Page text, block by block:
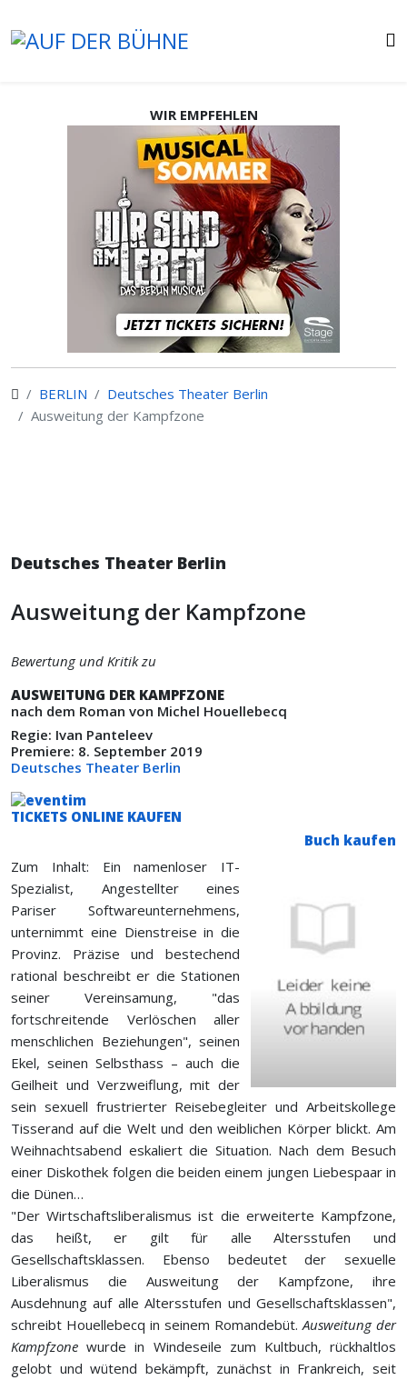
WIR EMPFEHLEN
BERLIN
Deutsches Theater Berlin
Ausweitung der Kampfzone
Deutsches Theater Berlin
Ausweitung der Kampfzone
Bewertung und Kritik zu
AUSWEITUNG DER KAMPFZONE
nach dem Roman von Michel Houellebecq
Regie: Ivan Panteleev
Premiere: 8. September 2019
Deutsches Theater Berlin
TICKETS ONLINE KAUFEN
Buch kaufen
Zum Inhalt: Ein namenloser IT-
Spezialist, Angestellter eines
Pariser Softwareunternehmens,
unternimmt eine Dienstreise in die
Provinz. Präzise und bestechend
rational beschreibt er die Stationen
seiner Vereinsamung, "das
fortschreitende Verlöschen aller
menschlichen Beziehungen", seinen
Ekel, seinen Selbsthass – auch die
Geilheit und Verzweiflung, mit der
sein sexuell frustrierter Reisebegleiter und Arbeitskollege
Tisserand auf die Welt und den weiblichen Körper blickt. Am
Weihnachtsabend eskaliert die Situation. Nach dem Besuch
einer Diskothek folgen die beiden einem jungen Liebespaar in
die Dünen…
"Der Wirtschaftsliberalismus ist die erweiterte Kampfzone,
das heißt, er gilt für alle Altersstufen und
Gesellschaftsklassen. Ebenso bedeutet der sexuelle
Liberalismus die Ausweitung der Kampfzone, ihre
Ausdehnung auf alle Altersstufen und Gesellschaftsklassen",
schreibt Houellebecq in seinem Romandebüt.Ausweitung der
Kampfzone wurde in Windeseile zum Kultbuch, rückhaltlos
gelobt und wütend bekämpft, zunächst in Frankreich, seit